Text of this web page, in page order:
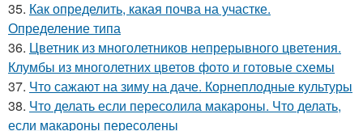
35. Как определить, какая почва на участке.
Определение типа
36. Цветник из многолетников непрерывного цветения.
Клумбы из многолетних цветов фото и готовые схемы
37. Что сажают на зиму на даче. Корнеплодные культуры
38. Что делать если пересолила макароны. Что делать,
если макароны пересолены